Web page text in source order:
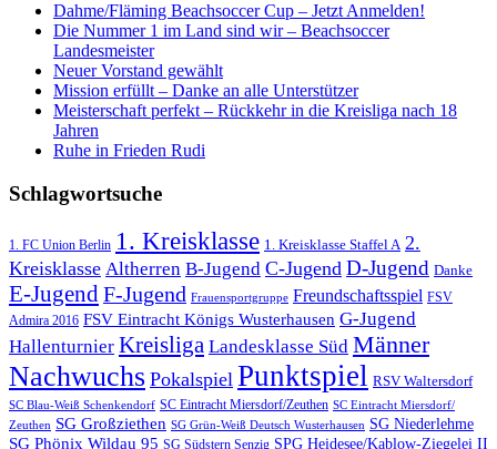
Dahme/Fläming Beachsoccer Cup – Jetzt Anmelden!
Die Nummer 1 im Land sind wir – Beachsoccer
Landesmeister
Neuer Vorstand gewählt
Mission erfüllt – Danke an alle Unterstützer
Meisterschaft perfekt – Rückkehr in die Kreisliga nach 18
Jahren
Ruhe in Frieden Rudi
Schlagwortsuche
1. FC Union Berlin 1. Kreisklasse 1. Kreisklasse Staffel A 2.
Kreisklasse Altherren B-Jugend C-Jugend D-Jugend Danke
E-Jugend F-Jugend Frauensportgruppe Freundschaftsspiel FSV
Admira 2016 FSV Eintracht Königs Wusterhausen G-Jugend
Hallenturnier Kreisliga Landesklasse Süd Männer
Nachwuchs Pokalspiel Punktspiel RSV Waltersdorf
SC Blau-Weiß Schenkendorf SC Eintracht Miersdorf/Zeuthen SC Eintracht Miersdorf/
Zeuthen SG Großziethen SG Grün-Weiß Deutsch Wusterhausen SG Niederlehme
SG Phönix Wildau 95 SG Südstern Senzig SPG Heidesee/Kablow-Ziegelei II